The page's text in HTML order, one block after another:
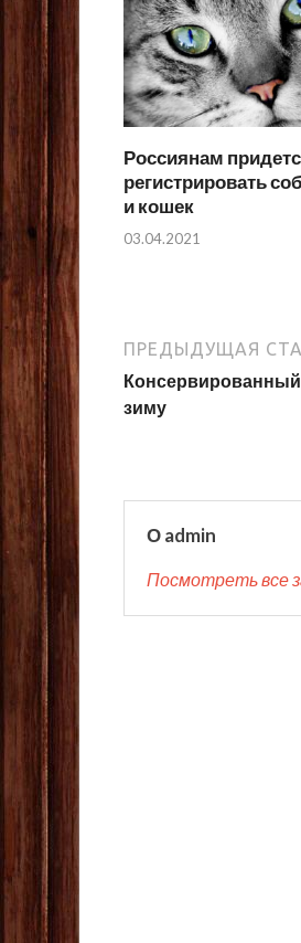
Россиянам
регистрировать
и кошек
03.04.2021
ПРЕДЫДУЩАЯ
зиму
О admin
Посмотреть все